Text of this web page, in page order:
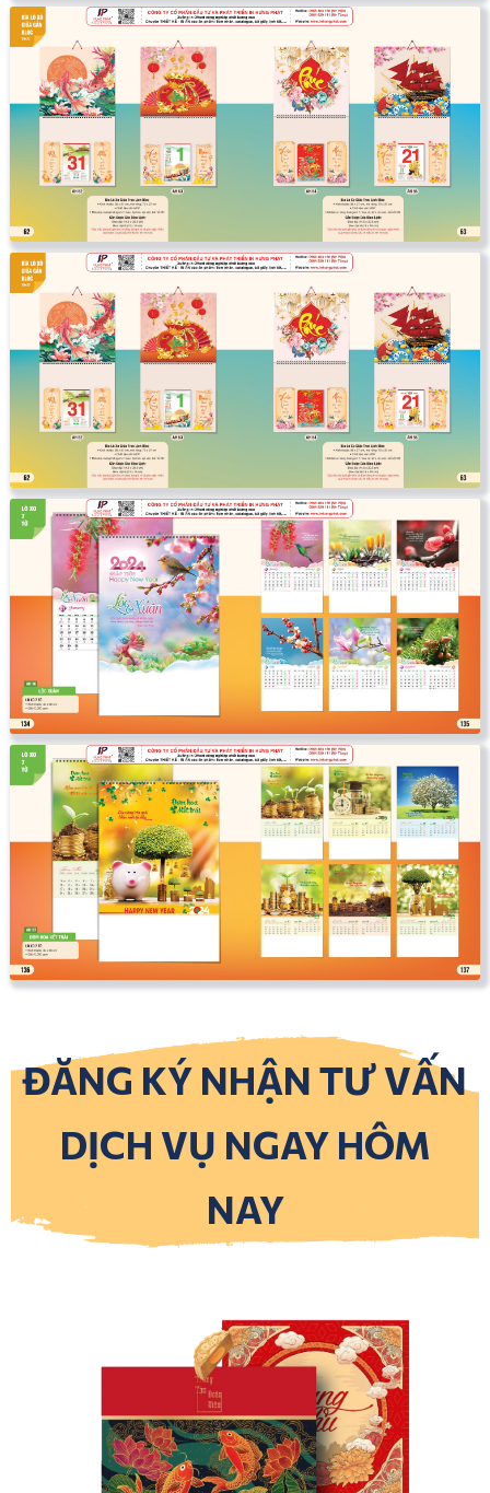
ĐĂNG KÝ NHẬN TƯ VẤN
DỊCH VỤ NGAY HÔM
NAY